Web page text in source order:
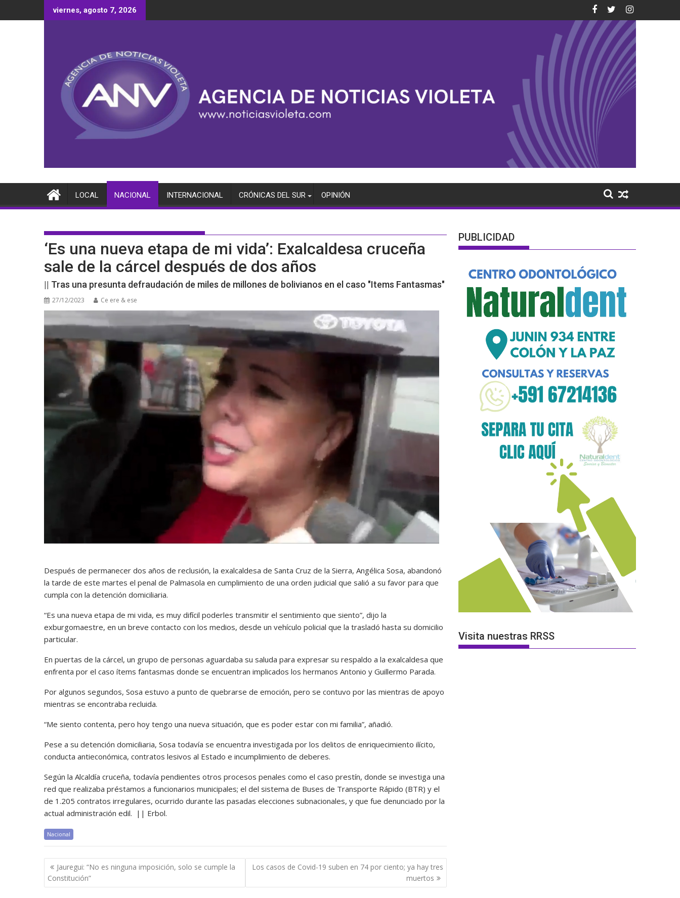
al
viernes, agosto 7, 2026
LOCAL NACIONAL INTERNACIONAL CRÓNICAS DEL SUR OPINIÓN
‘Es una nueva etapa de mi vida’: Exalcaldesa cruceña
sale de la cárcel después de dos años
|| Tras una presunta defraudación de miles de millones de bolivianos en el caso "Items Fantasmas"
27/12/2023 Ce ere & ese
Después de permanecer dos años de reclusión, la exalcaldesa de Santa Cruz de la Sierra, Angélica Sosa, abandonó
la tarde de este martes el penal de Palmasola en cumplimiento de una orden judicial que salió a su favor para que
cumpla con la detención domiciliaria.
“Es una nueva etapa de mi vida, es muy difícil poderles transmitir el sentimiento que siento”, dijo la
exburgomaestre, en un breve contacto con los medios, desde un vehículo policial que la trasladó hasta su domicilio
particular.
En puertas de la cárcel, un grupo de personas aguardaba su saluda para expresar su respaldo a la exalcaldesa que
enfrenta por el caso ítems fantasmas donde se encuentran implicados los hermanos Antonio y Guillermo Parada.
Por algunos segundos, Sosa estuvo a punto de quebrarse de emoción, pero se contuvo por las mientras de apoyo
mientras se encontraba recluida.
“Me siento contenta, pero hoy tengo una nueva situación, que es poder estar con mi familia”, añadió.
Pese a su detención domiciliaria, Sosa todavía se encuentra investigada por los delitos de enriquecimiento ilícito,
conducta antieconómica, contratos lesivos al Estado e incumplimiento de deberes.
Según la Alcaldía cruceña, todavía pendientes otros procesos penales como el caso prestín, donde se investiga una
red que realizaba préstamos a funcionarios municipales; el del sistema de Buses de Transporte Rápido (BTR) y el
de 1.205 contratos irregulares, ocurrido durante las pasadas elecciones subnacionales, y que fue denunciado por la
actual administración edil. || Erbol.
Nacional
Navegación
de
entradas
Jauregui: “No es ninguna imposición, solo se cumple la
Constitución”
Los casos de Covid-19 suben en 74 por ciento; ya hay tres
muertos
PUBLICIDAD
Visita nuestras RRSS